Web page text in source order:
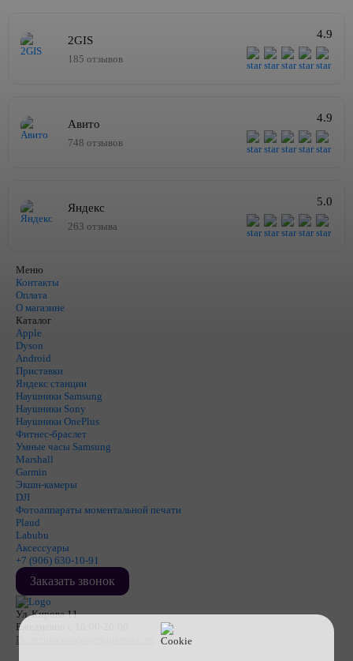
2GIS
185 отзывов
4.9
Авито
748 отзывов
4.9
Яндекс
263 отзыва
5.0
Меню
Контакты
Оплата
О магазине
Каталог
Apple
Dyson
Android
Приставки
Яндекс станции
Наушники Samsung
Наушники Sony
Наушники OnePlus
Фитнес-браслет
Умные часы Samsung
Marshall
Garmin
Экшн-камеры
DJI
Фотоаппараты моментальной печати
Plaud
Labubu
Аксессуары
+7 (906) 630-10-91
Заказать звонок
Ул. Кирова 11
Ежедневно с 10:00-20:00
Политика конфиденциальности